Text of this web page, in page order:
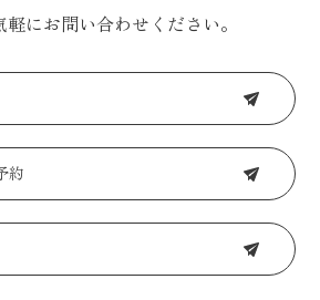
にお問い合わせください。
約